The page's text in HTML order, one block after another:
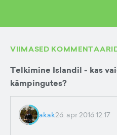
VIIMASED
Telkimine Islandil - kas
kämpingutes?
akak26. apr 2016 12:17